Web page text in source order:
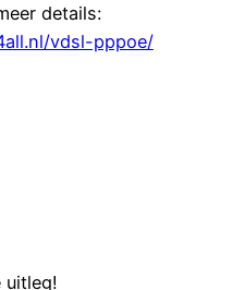
details:
vdsl-pppoe/
uitleg!